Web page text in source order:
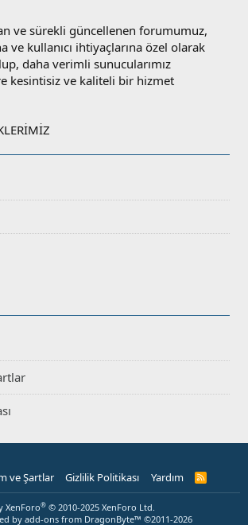
ve sürekli güncellenen forumumuz,
ve kullanıcı ihtiyaçlarına özel olarak
daha verimli sunucularımız
kesintisiz ve kaliteli bir hizmet
ve Şartlar Gizlilik Politikası Yardım
R
XenForo® © 2010-2025 XenForo Ltd.
by add-ons from DragonByte™ ©2011-2026